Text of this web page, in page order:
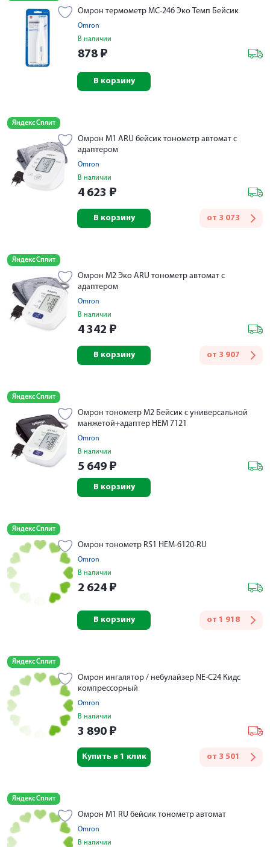
Омрон термометр MC-246 Эко Темп Бейсик
Omron
В наличии
878 ₽
В корзину
Яндекс Сплит
Омрон М1 АRU бейсик тонометр автомат с
адаптером
Omron
В наличии
4 623 ₽
от 3 073
В корзину
Яндекс Сплит
Омрон M2 Эко ARU тонометр автомат с
адаптером
Omron
В наличии
4 342 ₽
от 3 907
В корзину
Яндекс Сплит
Омрон тонометр M2 Бейсик с универсальной
манжетой+адаптер HEM 7121
Omron
В наличии
5 649 ₽
В корзину
Яндекс Сплит
Омрон тонометр RS1 НEM-6120-RU
Omron
В наличии
2 624 ₽
от 1 918
В корзину
Яндекс Сплит
Омрон ингалятор / небулайзер NE-C24 Кидс
компрессорный
Omron
В наличии
3 890 ₽
от 3 501
Купить в 1 клик
Яндекс Сплит
Омрон M1 RU бейсик тонометр автомат
Omron
В наличии